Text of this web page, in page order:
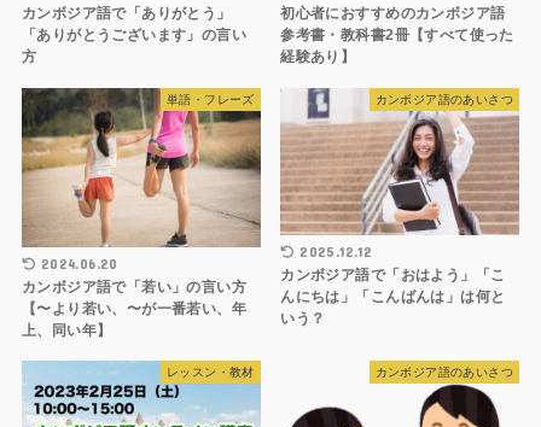
カンボジア語で「ありがとう」
「ありがとうございます」の言い
方
初心者におすすめのカンボジア語
参考書・教科書2冊【すべて使った
経験あり】
単語・フレーズ
2024.06.20
カンボジア語で「若い」の言い方
【〜より若い、〜が一番若い、年
上、同い年】
カンボジア語のあいさつ
2025.12.12
カンボジア語で「おはよう」「こ
んにちは」「こんばんは」は何と
いう？
レッスン・教材 カンボジア語のあいさつ